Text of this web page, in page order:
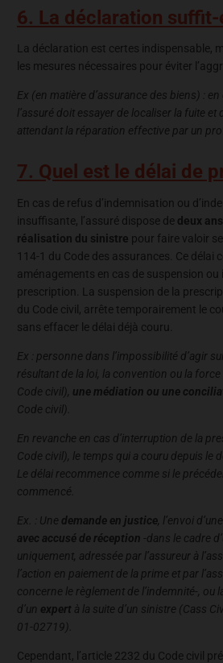
6. La déclaration suffit-
La déclaration est certes indispensable,
les mesures nécessaires pour éviter
Ex (en matière d’assurance des biens) : en
l’assuré doit essayer de localiser la fuite et
attendant la réparation effective par un
7. Quel est le délai de
En cas de refus d’indemnisation ou
insuffisante, l’assuré dispose de deux
réalisation du sinistre pour faire valoir
114-1 du Code des assurances. Ce délai
aménagements en cas de suspension ou
prescription. La suspension de la
du Code civil, arrête temporairement le
sans effacer le délai déjà couru.
Ex : personne dans l’impossibilité d’agir
résultant de la loi, la convention ou la
Code civil), une médiation ou une
Code civil).
En revanche en cas d’interruption de la
Code civil), le temps qui a couru depuis le
Le délai recommence comme si le
commencé.
Ex. : Une demande en justice , l’envoi d’une
avec accusé de réception -dans le cadre
uniquement, adressée par l’assureur à
l’action en paiement de la prime et par
concerne le règlement de l’indemnité-, ou
d’un expert à la suite d’un sinistre (Cass
01-02719).
Cependant, l’article 2232 du Code civil